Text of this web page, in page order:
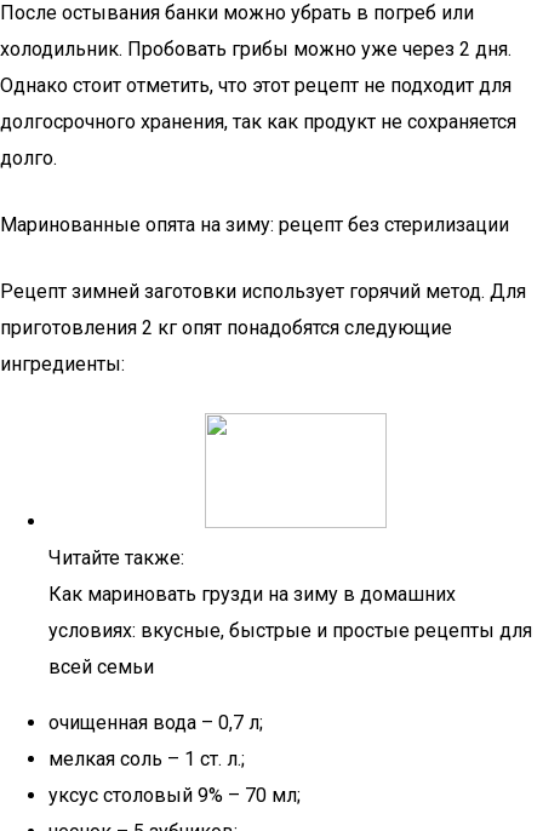
После остывания банки можно убрать в погреб или
холодильник. Пробовать грибы можно уже через 2 дня.
Однако стоит отметить, что этот рецепт не подходит для
долгосрочного хранения, так как продукт не сохраняется
долго.
Маринованные опята на зиму: рецепт без стерилизации
Рецепт зимней заготовки использует горячий метод. Для
приготовления 2 кг опят понадобятся следующие
ингредиенты:
Читайте также:
Как мариновать грузди на зиму в домашних
условиях: вкусные, быстрые и простые рецепты для
всей семьи
очищенная вода – 0,7 л;
мелкая соль – 1 ст. л.;
уксус столовый 9% – 70 мл;